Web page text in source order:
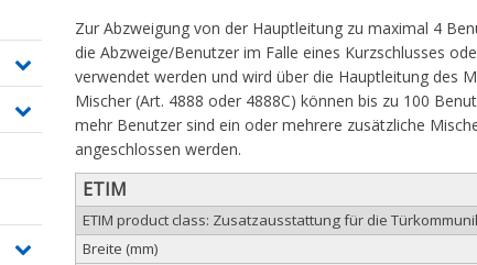
Zur Abzweigung von der Hauptleitung zu maximal 4
die Abzweige/Benutzer im Falle eines Kurzschlusses
verwendet werden und wird über die Hauptleitung des
Mischer (Art. 4888 oder 4888C) können bis zu 100
mehr Benutzer sind ein oder mehrere zusätzliche
angeschlossen werden.
ETIM
ETIM product class: Zusatzausstattung für die
Breite (mm)